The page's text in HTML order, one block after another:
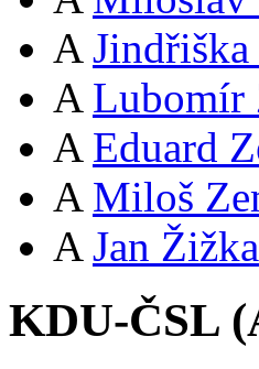
A Jindřiška
A Lubomír
A Eduard
A Miloš
A Jan Žižka
KDU-ČSL (